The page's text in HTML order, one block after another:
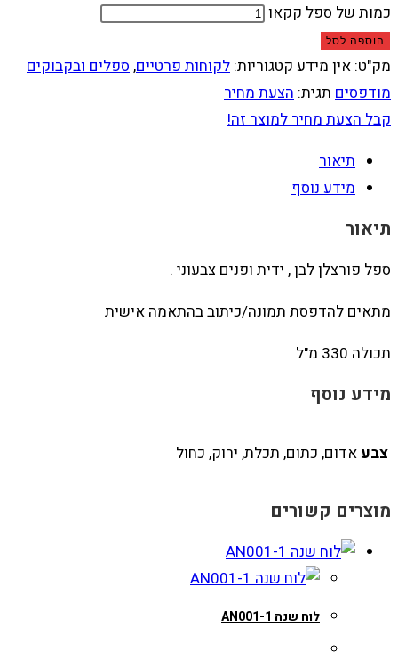
כמות של ספל קקאו
הוספה לסל
מק"ט: אין מידע קטגוריות: לקוחות פרטיים, ספלים ובקבוקים
מודפסים תגית: הצעת מחיר
קבל הצעת מחיר למוצר זה!
תיאור
מידע נוסף
תיאור
ספל פורצלן לבן , ידית ופנים צבעוני .
מתאים להדפסת תמונה/כיתוב בהתאמה אישית
תכולה 330 מ"ל
מידע נוסף
צבע אדום, כתום, תכלת, ירוק, כחול
מוצרים קשורים
לוח שנה AN001-1